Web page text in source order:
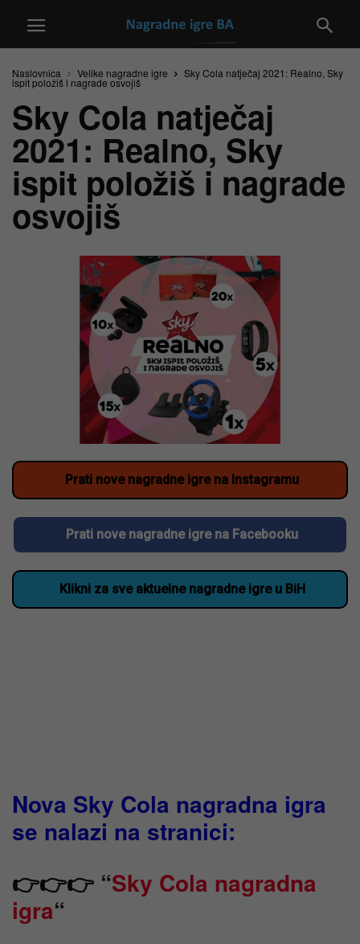
Naslovnica Velike nagradne igre Sky Cola natječaj 2021: Realno, Sky
ispit položiš i nagrade osvojiš
Sky Cola natječaj
2021: Realno, Sky
ispit položiš i nagrade
osvojiš
Prati nove nagradne igre na Instagramu
Prati nove nagradne igre na Facebooku
Klikni za sve aktuelne nagradne igre u BiH
Nova Sky Cola nagradna igra
se nalazi na stranici:
👉👉👉 “Sky Cola nagradna
igra“